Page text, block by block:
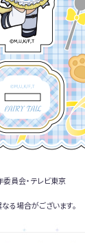
員会・テレビ東京
る場合がございます。